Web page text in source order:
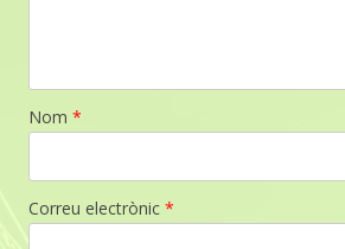
Nom *
Correu electrònic *